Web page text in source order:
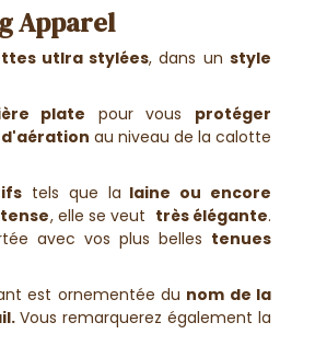
Apparel
utlra stylées, dans un style
plate pour vous protéger
au niveau de la calotte
tels que la laine ou encore
, elle se veut très élégante.
avec vos plus belles tenues
est ornementée du nom de la
Vous remarquerez également la